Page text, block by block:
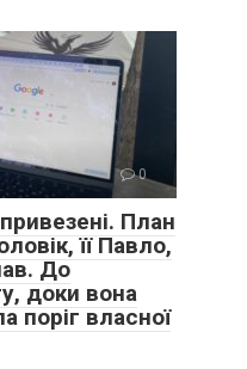
0
План
її Павло,
До
доки вона
поріг власної